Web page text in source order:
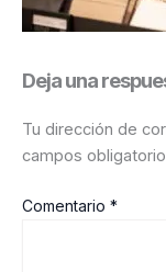
Deja una
Tu dirección de
campos
Comentario *